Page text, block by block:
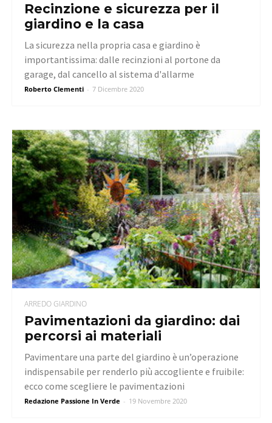
Recinzione e sicurezza per il
giardino e la casa
Roberto Clementi - 7 Dicembre 2020
La sicurezza nella propria casa e giardino è
importantissima: dalle recinzioni al portone da
garage, dal cancello al sistema d'allarme
ARREDO GIARDINO
Pavimentazioni da giardino: dai
percorsi ai materiali
Redazione Passione In Verde - 19 Novembre 2020
Pavimentare una parte del giardino è un’operazione
indispensabile per renderlo più accogliente e fruibile:
ecco come scegliere le pavimentazioni